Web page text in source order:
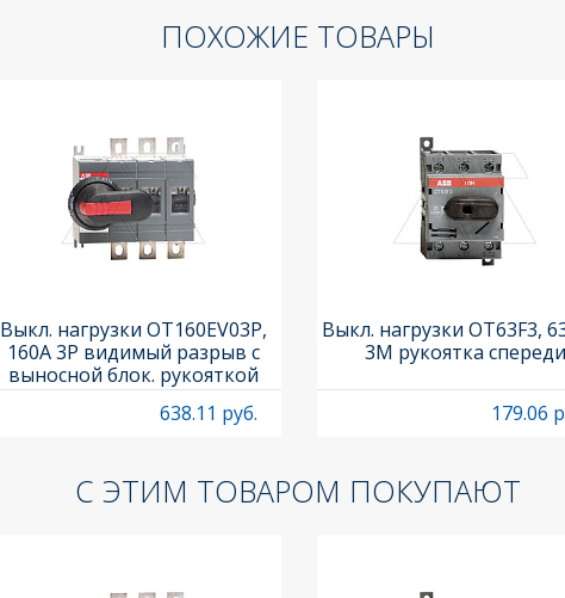
ПОХОЖИЕ ТОВАРЫ
Выкл. нагрузки OT160EV03P,
160A 3P видимый разрыв с
выносной блок. рукояткой
OHB65J6 и осью OXP6X210
638.11 руб.
Выкл. нагрузки OT63F3,
3M рукоятка спереди
179.06
С ЭТИМ ТОВАРОМ ПОКУПАЮТ